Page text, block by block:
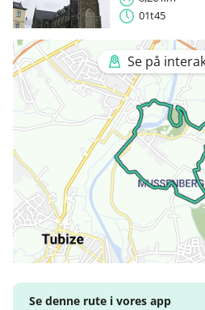
01t45
Se på
Se denne rute i vores app